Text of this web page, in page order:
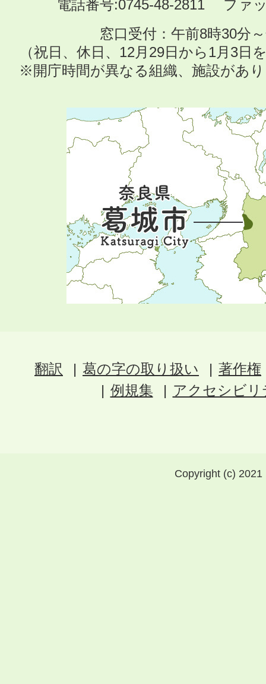
電話番号:0745-48-2811 ファ
窓口受付：午前8時30分
（祝日、休日、12月29日から1月3日
※開庁時間が異なる組織、施設があ
翻訳 葛の字の取り扱い
著作権
例規集
アクセシビ
Copyright (c)